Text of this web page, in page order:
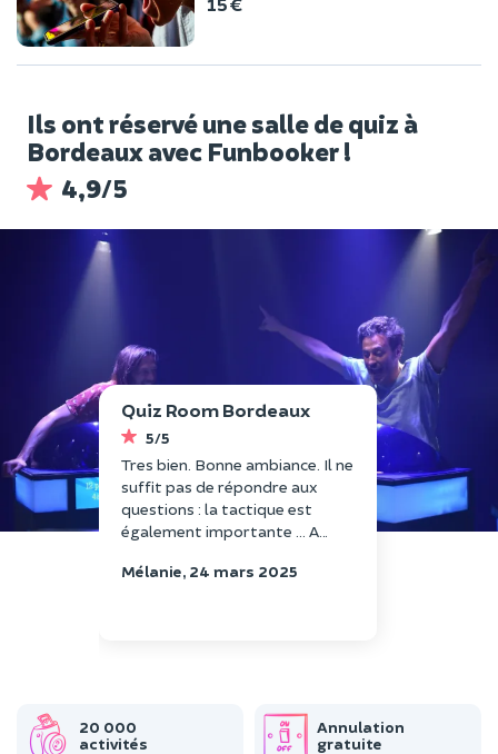
Ils ont réservé une salle de quiz à
Bordeaux avec Funbooker !
4,9/5
Quiz Room Bordeaux
5/5
Tres bien. Bonne ambiance. Il ne
suffit pas de répondre aux
questions : la tactique est
également importante ... A
Mélanie, 24 mars 2025
20 000
activités
Annulation
gratuite